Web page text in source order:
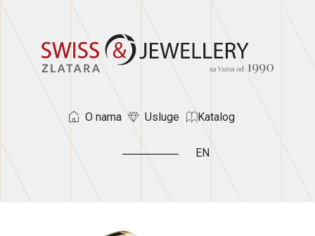
O nama Usluge Katalog
EN